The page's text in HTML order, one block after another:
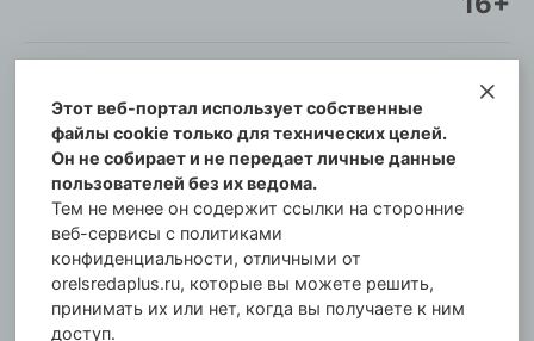
© Информационный городской портал
Орловская cреда-плюс, 2021-2026
Свидетельство о регистрации СМИ: ПИ №57-
00254 от 29 октября 2013 г.
Газета зарегистрирована Управлением
Федеральной службы по надзору в сфере связи,
информационных технологий и массовых
коммуникаций по Орловской области.
Этот веб-портал использует собственные
файлы cookie только для технических целей.
Он не собирает и не передает личные данные
пользователей без их ведома.
Тем не менее он содержит ссылки на сторонние
веб-сервисы с политиками
конфиденциальности, отличными от
orelsredaplus.ru, которые вы можете решить,
принимать их или нет, когда вы получаете к ним
доступ.